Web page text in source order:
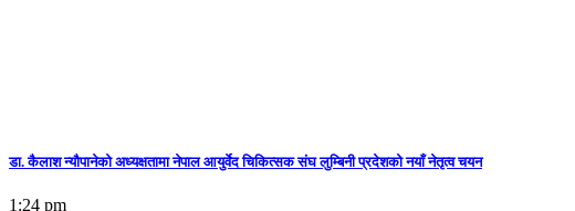
डा. कैलाश न्यौपानेको अध्यक्षतामा नेपाल आयुर्वेद चिकित्सक संघ लुम्बिनी प्रदेशको नयाँ नेतृत्व चयन
1:24 pm